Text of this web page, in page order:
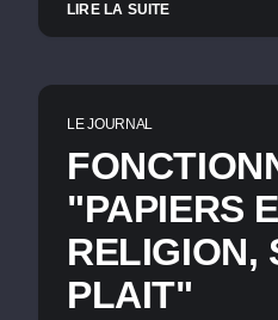
LIRE LA SUITE
LE JOURNAL
"PAPIERS
RELIGION,
PLAIT"